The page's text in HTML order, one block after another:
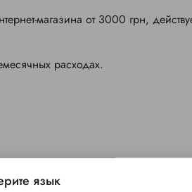
магазина от 3000 грн,
расходах.
язык